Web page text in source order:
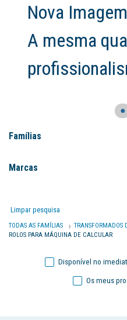
Nova Imagem
A mesma
●
Famílias
Marcas
Limpar pesquisa
TODAS AS FAMÍLIAS
TRANSFORMADOS
ROLOS PARA MÁQUINA DE CALCULAR
Disponível no
Os meus